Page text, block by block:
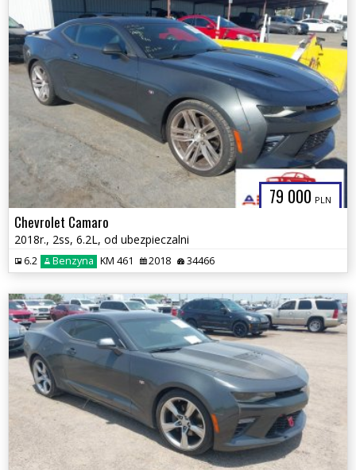
79 000 PLN
Chevrolet Camaro
2018r., 2ss, 6.2L, od ubezpieczalni
6.2 Benzyna KM 461 2018 34466